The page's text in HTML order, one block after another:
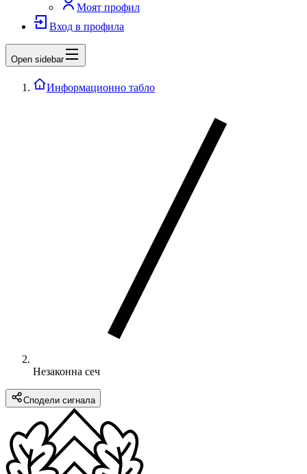
Моят профил
Вход в профила
Open sidebar
Информационно табло
Незаконна сеч
Сподели сигнала